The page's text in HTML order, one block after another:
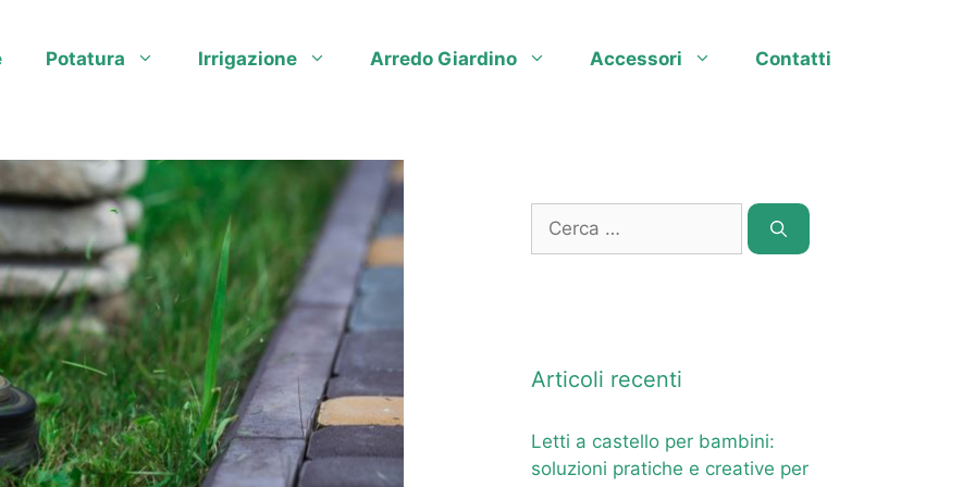
Potatura Irrigazione Arredo Giardino Accessori Contatti
Ricerca
Articoli recenti
Letti a castello per bambini:
soluzioni pratiche e creative per